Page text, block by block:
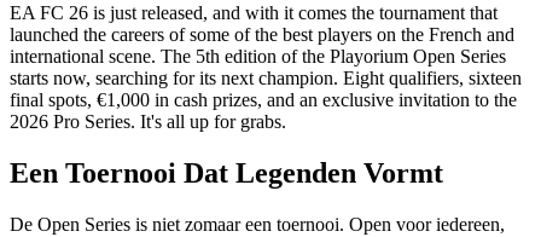
EA FC 26 is just released, and with it comes the tournament that
launched the careers of some of the best players on the French and
international scene. The 5th edition of the Playorium Open Series
starts now, searching for its next champion. Eight qualifiers, sixteen
final spots, €1,000 in cash prizes, and an exclusive invitation to the
2026 Pro Series. It's all up for grabs.
Een Toernooi Dat Legenden Vormt
De Open Series is niet zomaar een toernooi. Open voor iedereen,